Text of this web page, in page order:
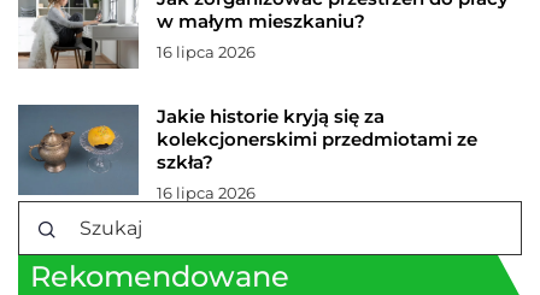
w małym mieszkaniu?
16 lipca 2026
Jakie historie kryją się za
kolekcjonerskimi przedmiotami ze
szkła?
16 lipca 2026
Rekomendowane